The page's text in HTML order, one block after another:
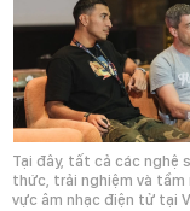
Tại đây, tất cả các nghệ
thức, trải nghiệm và tầm
vực âm nhạc điện tử tại